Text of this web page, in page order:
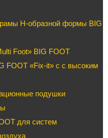
H-образной формы BIG
Foot» BIG FOOT
FOOT «Fix-it» c с высоким
подушки
для систем